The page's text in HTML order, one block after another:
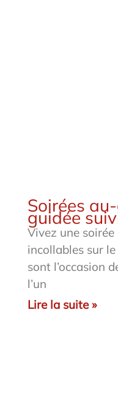
Soirées
guidée
Vivez une
incollables sur
sont l’occasion
l’un
Lire la suite »